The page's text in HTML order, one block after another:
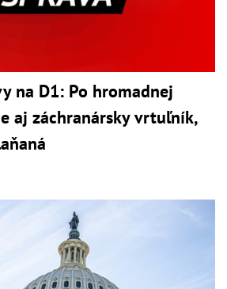
na D1: Po hromadnej
aj záchranársky vrtuľník,